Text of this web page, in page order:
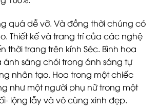
quá dễ vỡ. Và đồng thời chúng có
Thiết kế và trang trí của các nghệ
thời trang trên kính Séc. Bình hoa
ánh sáng chói trong ánh sáng tự
nhân tạo. Hoa trong một chiếc
như một người phụ nữ trong một
lộng lẫy và vô cùng xinh đẹp.